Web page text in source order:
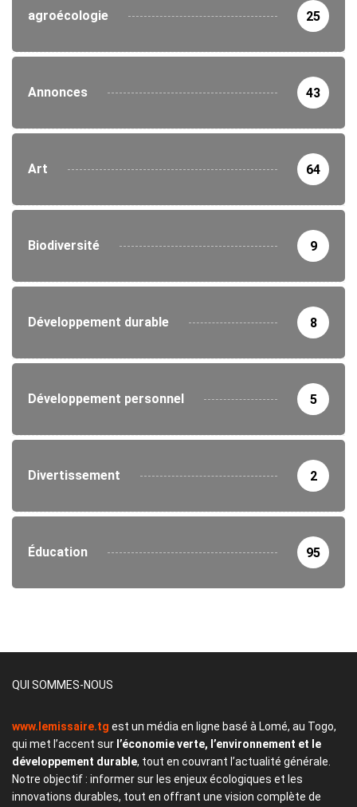
agroécologie 25
Annonces 43
Art 64
Biodiversité 9
Développement durable 8
Développement personnel 5
Divertissement 2
Éducation 95
QUI SOMMES-NOUS
www.lemissaire.tg est un média en ligne basé à Lomé, au Togo,
qui met l’accent sur l’économie verte, l’environnement et le
développement durable, tout en couvrant l’actualité générale.
Notre objectif : informer sur les enjeux écologiques et les
innovations durables, tout en offrant une vision complète de